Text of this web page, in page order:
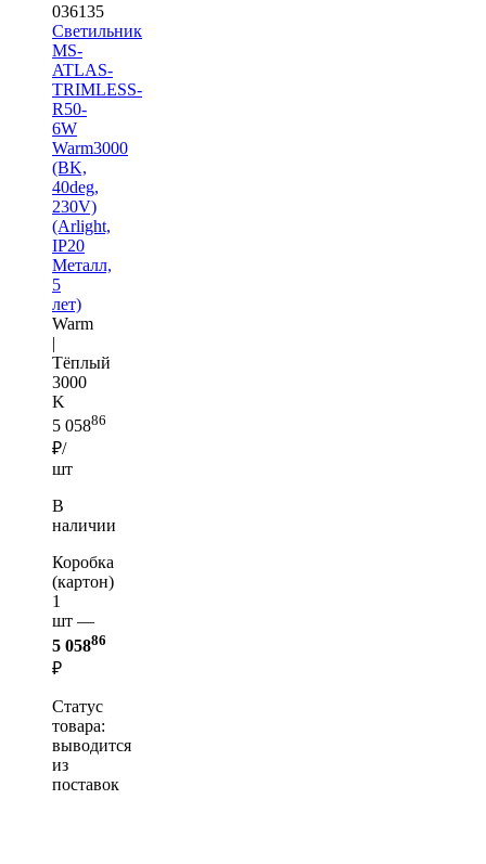
036135
Светильник
MS-
ATLAS-
TRIMLESS-
R50-
6W
Warm3000
(BK,
40deg,
230V)
(Arlight,
IP20
Металл,
5
лет)
Warm
|
Тёплый
3000
K
5 05886
₽/
шт
В
наличии
Коробка
(картон)
1
шт —
5 05886
₽
Статус
товара:
выводится
из
поставок